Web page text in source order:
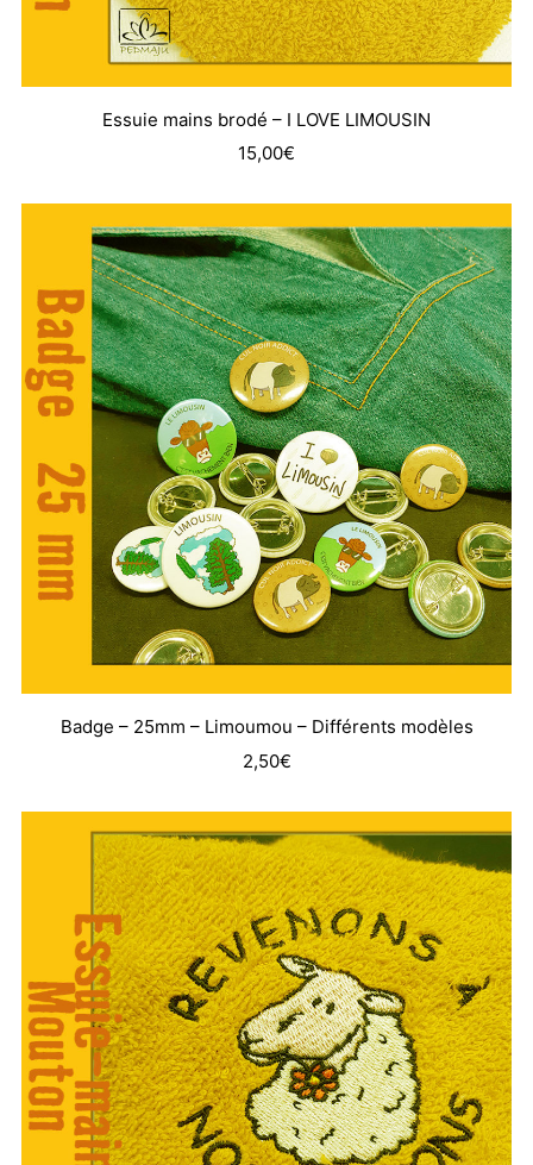
Essuie mains brodé – I LOVE LIMOUSIN
15,00€
Badge – 25mm – Limoumou – Différents modèles
2,50€